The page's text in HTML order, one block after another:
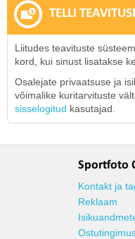
TELLI
Liitudes teavituste
kord, kui sinust lisatakse
Osalejate privaatsuse ja
võimalike kuritarvituste
sisselogitud kasutajad.
Sportfoto
Kontakt ja
Reklaam